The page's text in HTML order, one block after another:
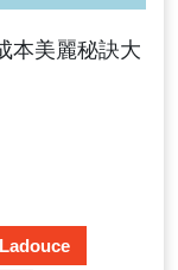
本美麗秘訣大
Ladouce